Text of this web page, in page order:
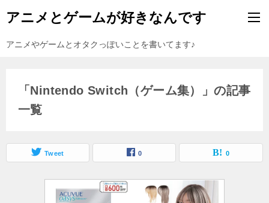
アニメとゲームが好きなんです
アニメやゲームとオタクっぽいことを書いてます♪
「Nintendo Switch（ゲーム集）」の記事
一覧
Tweet 0 0